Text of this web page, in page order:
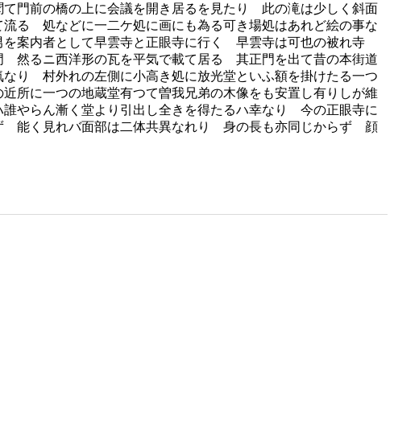
門前の橋の上に会議を開き居るを見たり 此の滝は少しく斜面
ゝ処などに一二ケ処に画にも為る可き場処はあれど絵の事な
案内者として早雲寺と正眼寺に行く 早雲寺は可也の被れ寺
るニ西洋形の瓦を平気で載て居る 其正門を出て昔の本街道
り 村外れの左側に小高き処に放光堂といふ額を掛けたる一つ
に一つの地蔵堂有つて曽我兄弟の木像をも安置し有りしが維
やらん漸く堂より引出し全きを得たるハ幸なり 今の正眼寺に
能く見れバ面部は二体共異なれり 身の長も亦同じからず 顔